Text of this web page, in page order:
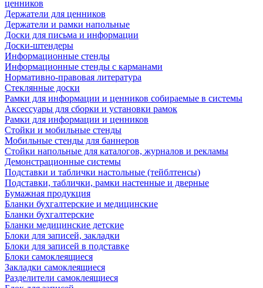
ценников
Держатели для ценников
Держатели и рамки напольные
Доски для письма и информации
Доски-штендеры
Информационные стенды
Информационные стенды с карманами
Нормативно-правовая литература
Стеклянные доски
Рамки для информации и ценников собираемые в системы
Аксессуары для сборки и установки рамок
Рамки для информации и ценников
Стойки и мобильные стенды
Мобильные стенды для баннеров
Стойки напольные для каталогов, журналов и рекламы
Демонстрационные системы
Подставки и таблички настольные (тейблтенсы)
Подставки, таблички, рамки настенные и дверные
Бумажная продукция
Бланки бухгалтерские и медицинские
Бланки бухгалтерские
Бланки медицинские детские
Блоки для записей, закладки
Блоки для записей в подставке
Блоки самоклеящиеся
Закладки самоклеящиеся
Разделители самоклеящиеся